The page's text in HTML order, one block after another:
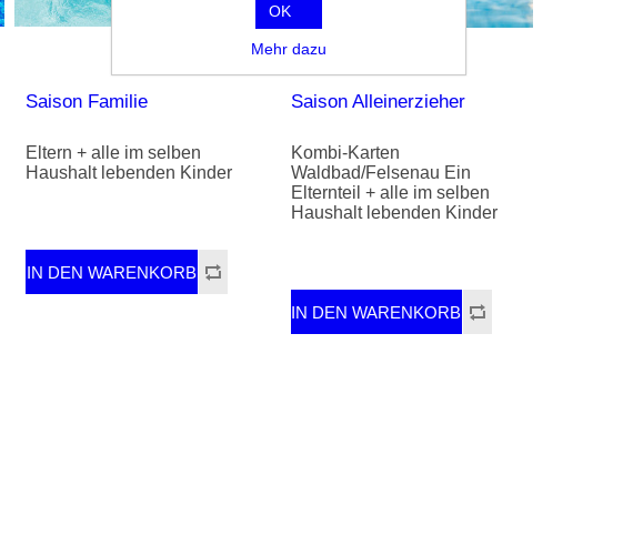
Saison Familie
Eltern + alle im selben
Haushalt lebenden Kinder
Saison Alleinerzieher
Kombi-Karten
Waldbad/Felsenau Ein
Elternteil + alle im selben
Haushalt lebenden Kinder
OK
Mehr dazu